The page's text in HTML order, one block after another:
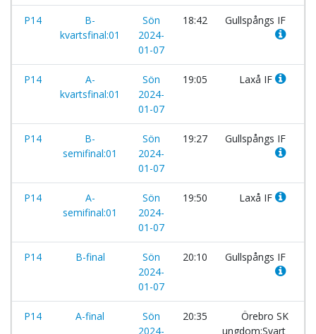
P14
B-
kvartsfinal:01
Sön
2024-
01-07
18:42 Gullspångs IF
P14
A-
kvartsfinal:01
Sön
2024-
01-07
19:05 Laxå IF
P14
B-
semifinal:01
Sön
2024-
01-07
19:27 Gullspångs IF
P14
A-
semifinal:01
Sön
2024-
01-07
19:50 Laxå IF
P14 B-final
Sön
2024-
01-07
20:10 Gullspångs IF
P14 A-final
Sön
2024-
20:35
Örebro SK
ungdom:Svart